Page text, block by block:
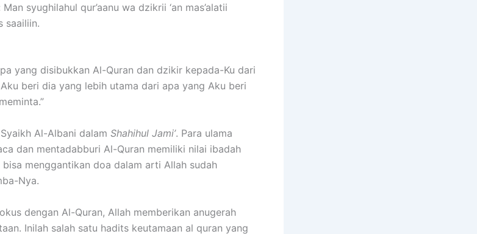
syughilahul qur’aanu wa dzikrii ‘an mas’alatii
saailiin.
yang disibukkan Al-Quran dan dzikir kepada-Ku dari
beri dia yang lebih utama dari apa yang Aku beri
Al-Albani dalam Shahihul Jami’. Para ulama
dan mentadabburi Al-Quran memiliki nilai ibadah
menggantikan doa dalam arti Allah sudah
Nya.
dengan Al-Quran, Allah memberikan anugerah
Inilah salah satu hadits keutamaan al quran yang